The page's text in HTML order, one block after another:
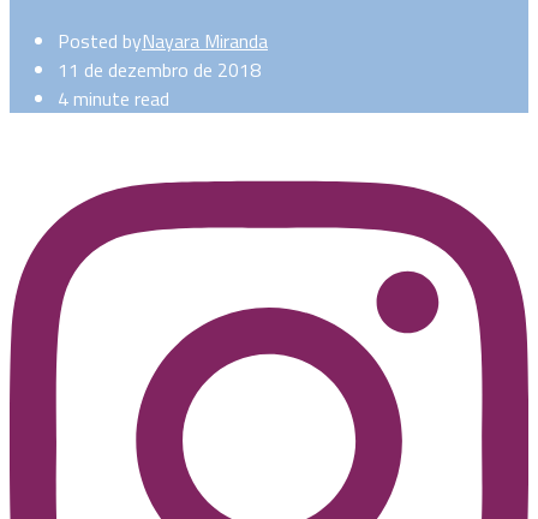
Posted byNayara Miranda
11 de dezembro de 2018
4 minute read